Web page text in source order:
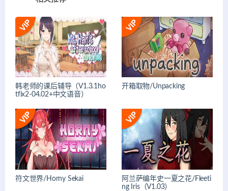
韩老师的课后辅导（V1.3.1ho
tfix2-04.02+中文语音）
开箱取物/Unpacking
符文世界/Horny Sekai
阿兰萨编年史一夏之花/Fleeti
ng Iris（V1.03）